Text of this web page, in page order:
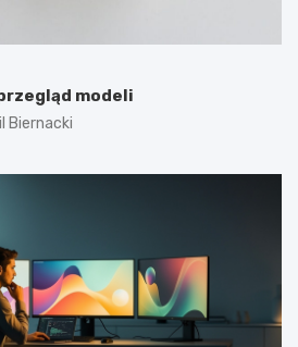
modeli
Biernacki